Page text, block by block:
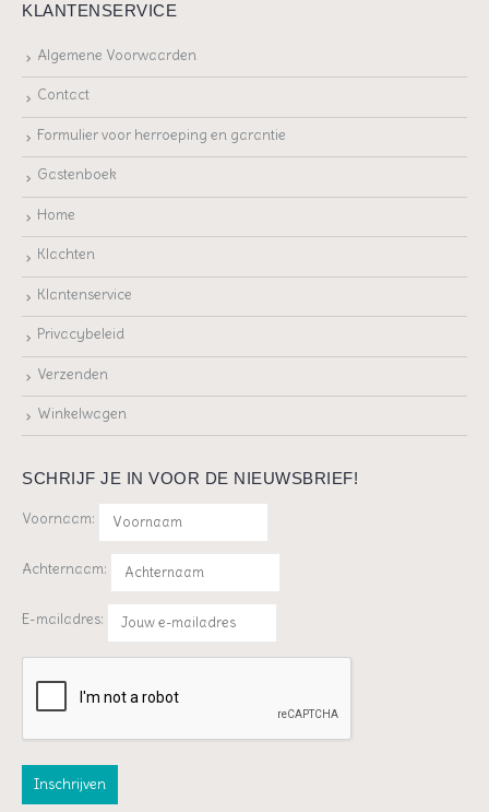
KLANTENSERVICE
Algemene Voorwaarden
Contact
Formulier voor herroeping en garantie
Gastenboek
Home
Klachten
Klantenservice
Privacybeleid
Verzenden
Winkelwagen
SCHRIJF JE IN VOOR DE NIEUWSBRIEF!
Voornaam:
Achternaam:
E-mailadres: